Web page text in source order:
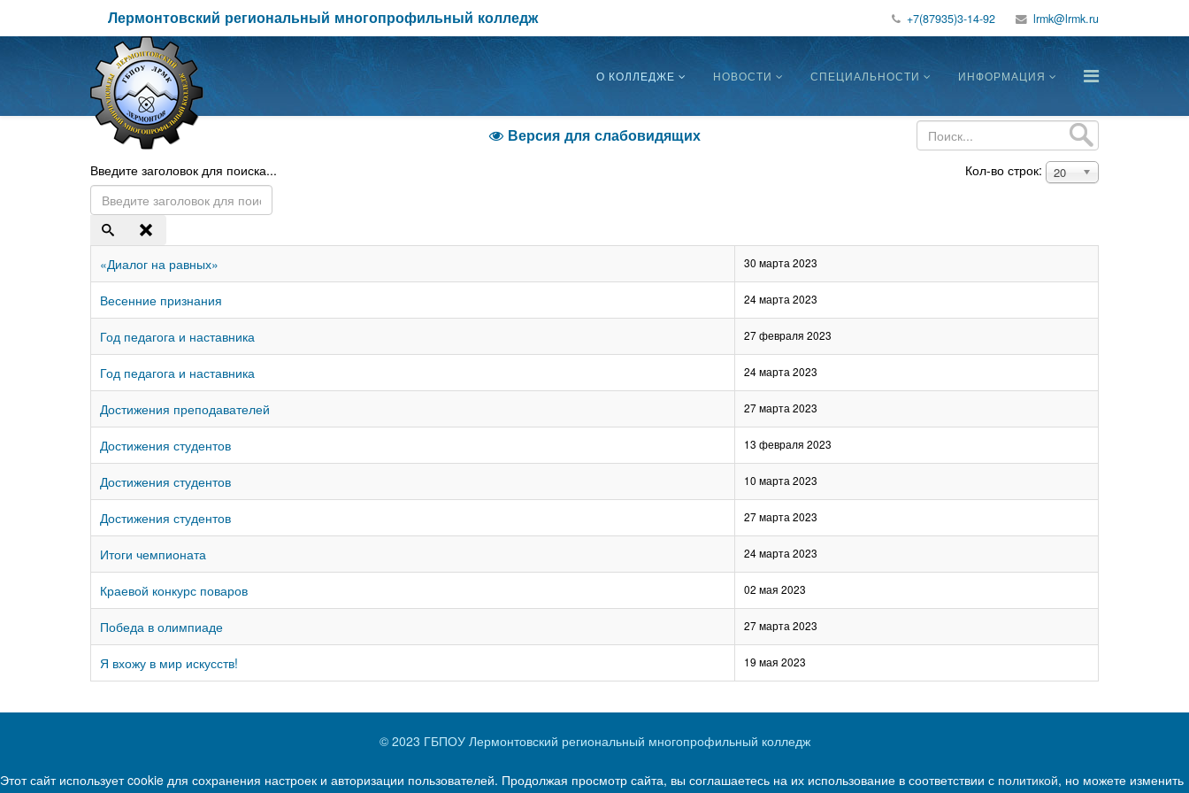
Лермонтовский региональный многопрофильный колледж +7(87935)3-14-92
О КОЛЛЕДЖЕ НОВОСТИ СПЕЦИАЛЬНОСТИ ИНФОРМАЦИЯ
Версия для слабовидящих
Введите заголовок для поиска... Кол-во строк: 20
«Диалог на равных» 30 марта 2023
Весенние признания 24 марта 2023
Год педагога и наставника 27 февраля 2023
Год педагога и наставника 24 марта 2023
Достижения преподавателей 27 марта 2023
Достижения студентов 13 февраля 2023
Достижения студентов 10 марта 2023
Достижения студентов 27 марта 2023
Итоги чемпионата 24 марта 2023
Краевой конкурс поваров 02 мая 2023
Победа в олимпиаде 27 марта 2023
Я вхожу в мир искусств! 19 мая 2023
© 2023 ГБПОУ Лермонтовский региональный многопрофильный колледж
Этот сайт использует cookie для сохранения настроек и авторизации пользователей. Продолжая просмотр сайта, вы соглашаетесь на их использование в соответствии с политикой, но можете изменить